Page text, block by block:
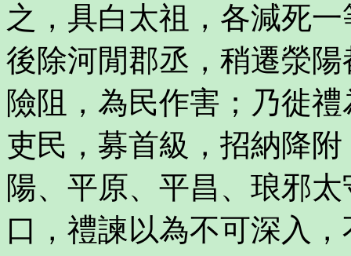
之，具白太祖，各減死一
後除河閒郡丞，稍遷滎
險阻，為民作害；乃徙
吏民，募首級，招納降
陽、平原、平昌、琅邪
口，禮諫以為不可深入